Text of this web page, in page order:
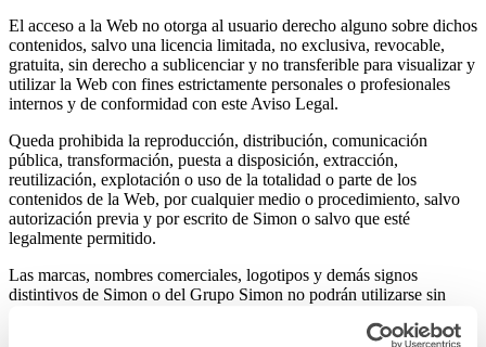
El acceso a la Web no otorga al usuario derecho alguno sobre dichos
contenidos, salvo una licencia limitada, no exclusiva, revocable,
gratuita, sin derecho a sublicenciar y no transferible para visualizar y
utilizar la Web con fines estrictamente personales o profesionales
internos y de conformidad con este Aviso Legal.
Queda prohibida la reproducción, distribución, comunicación
pública, transformación, puesta a disposición, extracción,
reutilización, explotación o uso de la totalidad o parte de los
contenidos de la Web, por cualquier medio o procedimiento, salvo
autorización previa y por escrito de Simon o salvo que esté
legalmente permitido.
Las marcas, nombres comerciales, logotipos y demás signos
distintivos de Simon o del Grupo Simon no podrán utilizarse sin
autorizado podrá dar lugar al ejercicio de las acciones legales que